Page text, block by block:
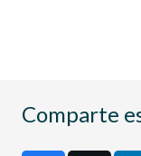
Comparte